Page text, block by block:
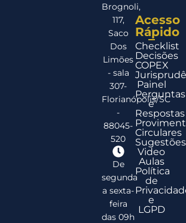
Brognoli,
117,
Saco
Dos
Limões
- sala
307-
Florianópolis/SC
-
88045-
520
De
segunda
a sexta-
feira
das 09h
Acesso
Rápido
Checklist
Decisões
COPEX
Painel
Perguntas
e
Respostas
Circulares
Sugestões
Video
Aulas
Política
de
e
LGPD